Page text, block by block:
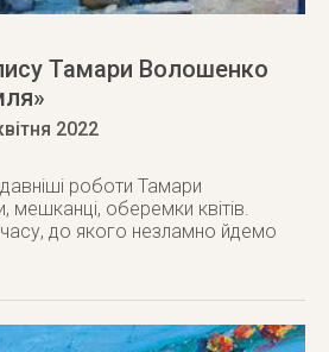
Тамари Волошенко
2022
роботи Тамари
мешканці, оберемки квітів.
до якого незламно йдемо